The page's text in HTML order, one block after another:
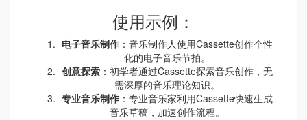
使用示例：
电子音乐制作 ：音乐制作人使用Cassette创作个性
化的电子音乐节拍。
创意探索 ：初学者通过Cassette探索音乐创作，无
需深厚的音乐理论知识。
专业音乐制作 ：专业音乐家利用Cassette快速生成
音乐草稿，加速创作流程。